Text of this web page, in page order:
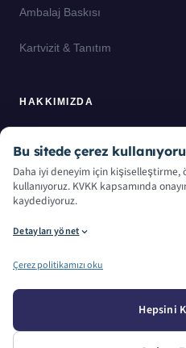
Ambalaj Baskısı
Kartvizit & Tanıtım
HAKKIMIZDA
Referanslar
Sözlük
Bu sitede çerez
Daha iyi deneyim için kişiselleştirme,
kullanıyoruz. KVKK kapsamında
kaydediyoruz.
Detayları yönet
Çerez politikamızı oku
Hepsini